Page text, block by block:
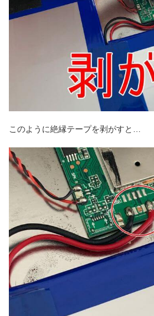
このように絶縁テープを剥がすと…